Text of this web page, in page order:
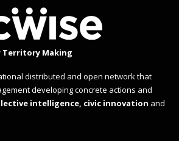
Territory Making
distributed and open network that
developing concrete actions and
intelligence, civic innovation and